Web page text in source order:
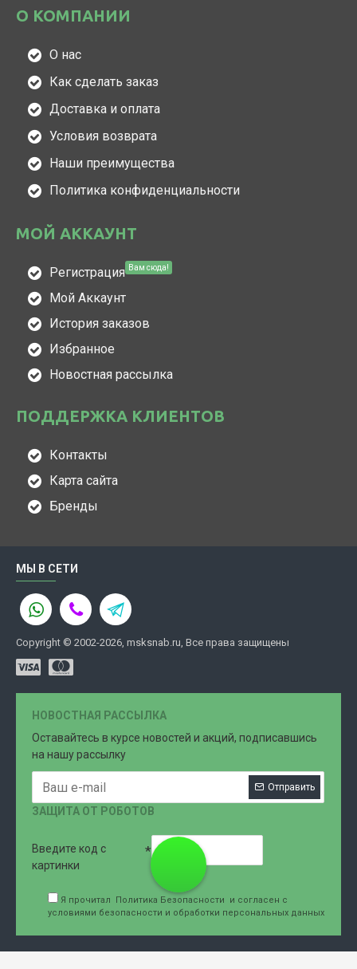
О КОМПАНИИ
О нас
Как сделать заказ
Доставка и оплата
Условия возврата
Наши преимущества
Политика конфиденциальности
МОЙ АККАУНТ
Регистрация Вам сюда!
Мой Аккаунт
История заказов
Избранное
Новостная рассылка
ПОДДЕРЖКА КЛИЕНТОВ
Контакты
Карта сайта
Бренды
МЫ В СЕТИ
Copyright © 2002-2026, msksnab.ru, Все права защищены
НОВОСТНАЯ РАССЫЛКА
Оставайтесь в курсе новостей и акций, подписавшись
на нашу рассылку
Отправить
ЗАЩИТА ОТ РОБОТОВ
Введите код с
картинки
Я прочитал Политика Безопасности
и согласен с
условиями безопасности и обработки персональных данных
707-76-